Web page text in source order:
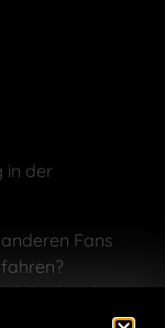
in der
Fans
Punkrock